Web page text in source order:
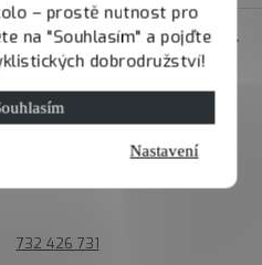
– prostě nutnost pro
na "Souhlasím" a pojďte
dobrodružství!
Nastavení
732 426 731